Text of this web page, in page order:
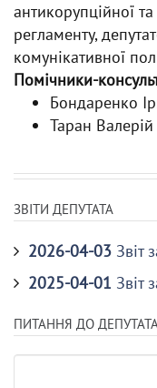
антикорупційної
регламенту,
комунікативної
Помічники-
Бондаренко
Таран
ЗВІТИ ДЕПУТАТА
2026-04-03 Звіт
2025-04-01 Звіт
ПИТАННЯ ДО